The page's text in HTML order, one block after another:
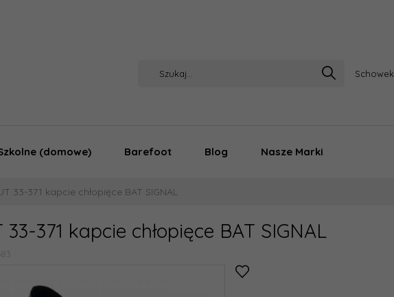
Schowek
(domowe) Barefoot Blog Nasze Marki
33-371 kapcie chłopięce BAT SIGNAL
33-371 kapcie chłopięce BAT SIGNAL